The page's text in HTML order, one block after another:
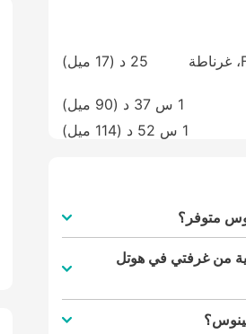
F.G.L. Airport Granada-Jaén Airport، غرناطة
25 د ( 17 ميل )
1 س 37 د ( 90 ميل
)
1 س 52 د ( 114 ميل )
متوفر؟
من غرفتي في هوتل